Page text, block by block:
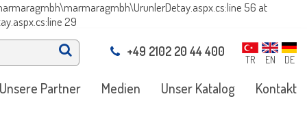
56 at
29
TR EN DE
+49 2102 20 44 400
Unsere Partner Medien Unser Katalog Kontakt